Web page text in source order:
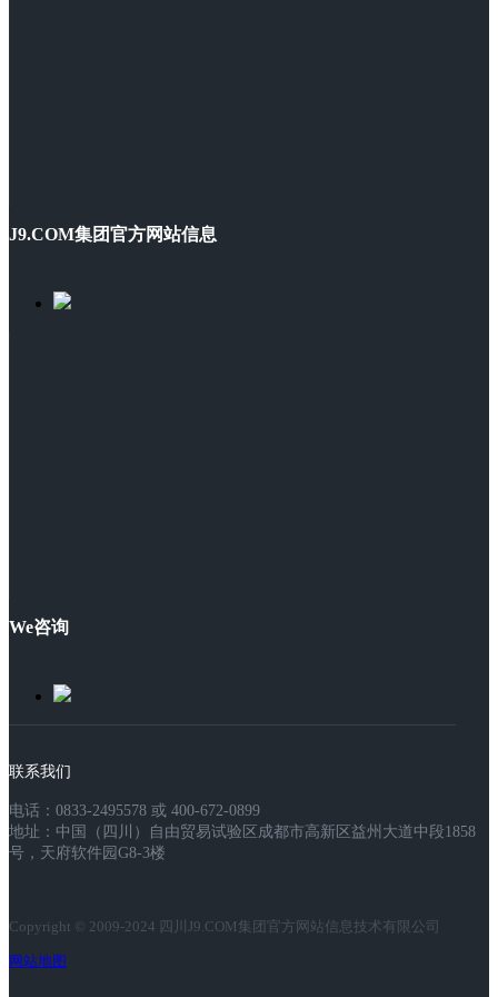
J9.COM集团官方网站信息
We咨询
联系我们
电话：0833-2495578 或 400-672-0899
地址：中国（四川）自由贸易试验区成都市高新区益州大道中段1858
号，天府软件园G8-3楼
Copyright © 2009-2024 四川J9.COM集团官方网站信息技术有限公司
网站地图